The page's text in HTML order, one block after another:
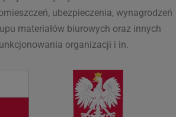
ubezpieczenia, wynagrodzeń
materiałów biurowych oraz innych
organizacji i in.